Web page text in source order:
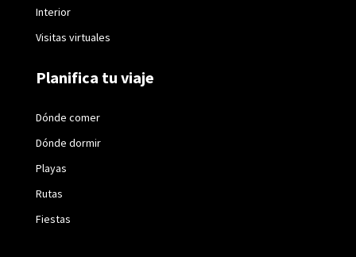
Interior
Visitas virtuales
Planifica tu viaje
Dónde comer
Dónde dormir
Playas
Rutas
Fiestas